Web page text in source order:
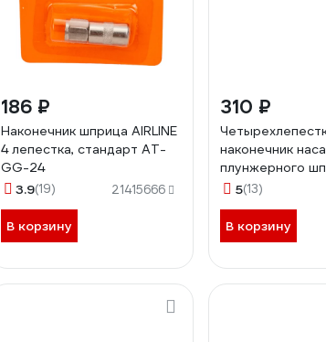
186 ₽
Наконечник шприца AIRLINE
4 лепестка, стандарт AT-
GG-24
3.9(19) 21415666
В корзину
310 ₽
наконечник
плунжерного
GC-02
5(13)
В корзину